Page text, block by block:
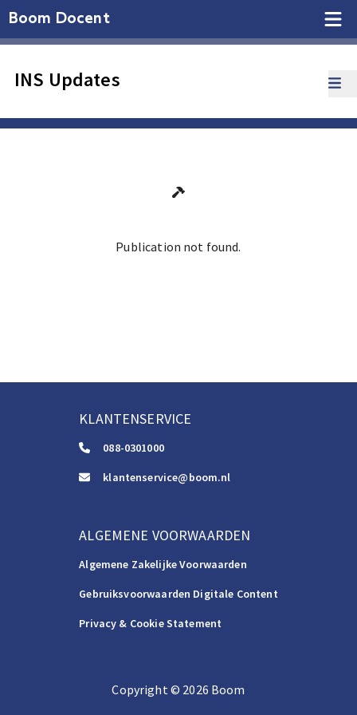
Boom Docent
INS Updates
Publication not found.
KLANTENSERVICE
088-0301000
klantenservice@boom.nl
ALGEMENE VOORWAARDEN
Algemene Zakelijke Voorwaarden
Gebruiksvoorwaarden Digitale Content
Privacy & Cookie Statement
Copyright©️ 2026 Boom